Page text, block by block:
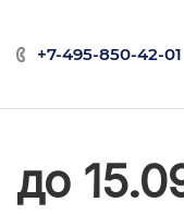
+7-495-850-42-01
до